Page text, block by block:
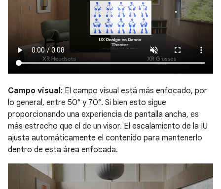
Campo visual : El campo visual está más enfocado, por
lo general, entre 50° y 70°. Si bien esto sigue
proporcionando una experiencia de pantalla ancha, es
más estrecho que el de un visor. El escalamiento de la IU
ajusta automáticamente el contenido para mantenerlo
dentro de esta área enfocada.